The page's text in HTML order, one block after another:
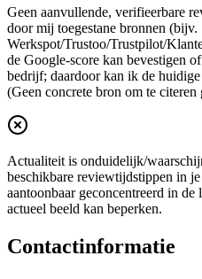
Geen aanvullende, verifieerbare
door mij toegestane bronnen (bijv.
Werkspot/Trustoo/Trustpilot/
de Google-score kan bevestigen
bedrijf; daardoor kan ik de
(Geen concrete bron om te citeren
Actualiteit is onduidelijk/
beschikbare reviewtijdstippen in
aantoonbaar geconcentreerd in de
actueel beeld kan beperken.
Contactinformatie